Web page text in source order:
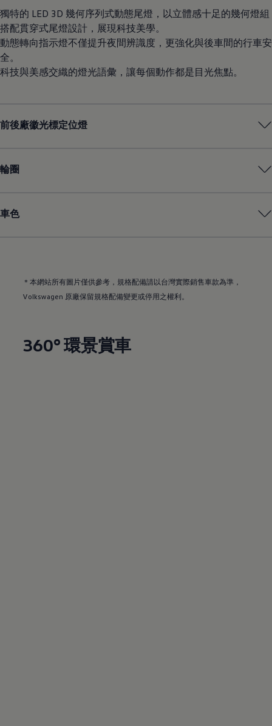
獨特的 LED 3D 幾何序列式動態尾燈，以立體感十足的幾何燈組
搭配貫穿式尾燈設計，展現科技美學。
動態轉向指示燈不僅提升夜間辨識度，更強化與後車間的行車安
全。
科技與美感交織的燈光語彙，讓每個動作都是目光焦點。
前後廠徽光標定位燈
輪圈
車色
＊本網站所有圖片僅供參考，規格配備請以台灣實際銷售車款為準 ，
Volkswagen 原廠保留規格配備變更或停用之權利。
360° 環景賞車